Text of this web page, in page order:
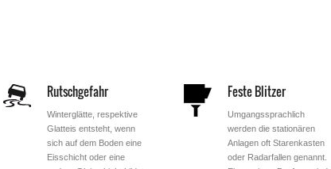
Rutschgefahr
Winterglätte, respektive
Glatteis entsteht, wenn
sich auf dem Boden eine
Eisschicht oder eine
Feste Blitzer
Umgangssprachlich
werden die stationären
Anlagen oft Starenkasten
oder Radarfallen genannt.